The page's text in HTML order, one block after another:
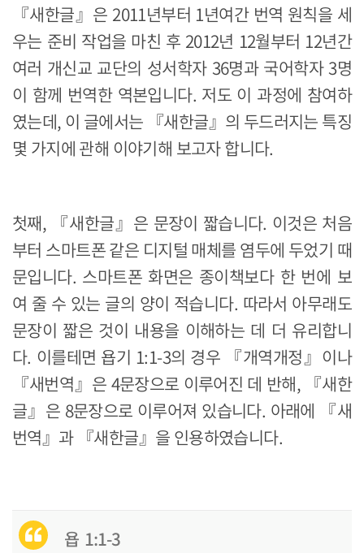
『새한글』은 2011년부터 1년여간 번역 원칙을 세
우는 준비 작업을 마친 후 2012년 12월부터 12년간
여러 개신교 교단의 성서학자 36명과 국어학자 3명
이 함께 번역한 역본입니다. 저도 이 과정에 참여하
였는데, 이 글에서는 『새한글』의 두드러지는 특징
몇 가지에 관해 이야기해 보고자 합니다.
첫째, 『새한글』은 문장이 짧습니다. 이것은 처음
부터 스마트폰 같은 디지털 매체를 염두에 두었기 때
문입니다. 스마트폰 화면은 종이책보다 한 번에 보
여 줄 수 있는 글의 양이 적습니다. 따라서 아무래도
문장이 짧은 것이 내용을 이해하는 데 더 유리합니
다. 이를테면 욥기 1:1-3의 경우 『개역개정』이나
『새번역』은 4문장으로 이루어진 데 반해, 『새한
글』은 8문장으로 이루어져 있습니다. 아래에 『새
번역』과 『새한글』을 인용하였습니다.
욥 1:1-3